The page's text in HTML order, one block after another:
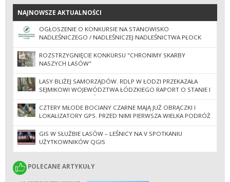
NAJNOWSZE AKTUALNOŚCI
NAJNOWSZE AKTUALNOŚCI
OGŁOSZENIE O KONKURSIE NA STANOWISKO
NADLEŚNICZEGO / NADLEŚNICZEJ NADLEŚNICTWA PŁOCK
ROZSTRZYGNIĘCIE KONKURSU "CHRONIMY SKARBY
NASZYCH LASÓW"
LASY BLIŻEJ SAMORZĄDÓW. RDLP W ŁODZI PRZEKAZAŁA
SEJMIKOWI WOJEWÓDZTWA ŁÓDZKIEGO RAPORT O STANIE I
GOSPODARCE LASÓW
CZTERY MŁODE BOCIANY CZARNE MAJĄ JUŻ OBRĄCZKI I
LOKALIZATORY GPS. PRZED NIMI PIERWSZA WIELKA PODRÓŻ
DO AFRYKI
GIS W SŁUŻBIE LASÓW – LEŚNICY NA V SPOTKANIU
UŻYTKOWNIKÓW QGIS
POLECANE ARTYKUŁY
POLECANE ARTYKUŁY